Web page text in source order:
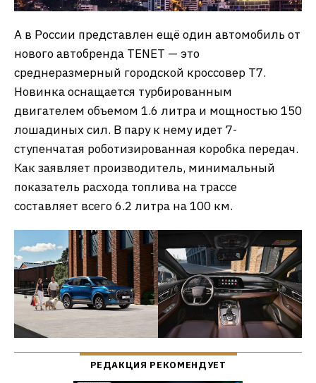
А в России представлен ещё один автомобиль от
нового автобренда TENET — это
среднеразмерный городской кроссовер T7.
Новинка оснащается турбированным
двигателем объемом 1.6 литра и мощностью 150
лошадиных сил. В пару к нему идет 7-
ступенчатая роботизированная коробка передач.
Как заявляет производитель, минимальный
показатель расхода топлива на трассе
составляет всего 6.2 литра на 100 км.